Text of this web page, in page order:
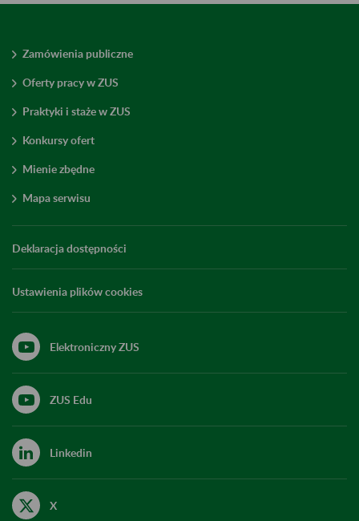
Zamówienia publiczne
Oferty pracy w ZUS
Praktyki i staże w ZUS
Konkursy ofert
Mienie zbędne
Mapa serwisu
Deklaracja dostępności
Ustawienia plików cookies
Elektroniczny ZUS
ZUS Edu
Linkedin
X